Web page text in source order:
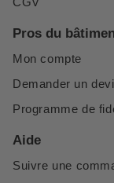
Pros du
Mon compte
Demander un
Programme de
Aide
Suivre une